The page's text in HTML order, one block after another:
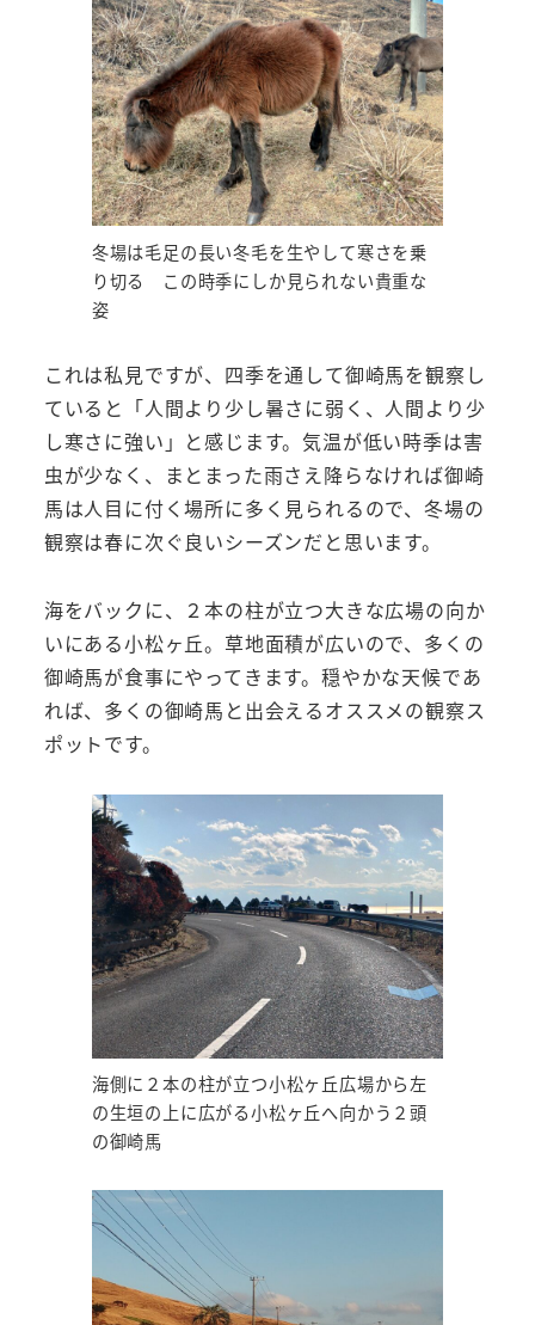
冬場は毛足の長い冬毛を生やして寒さを乗
り切る この時季にしか見られない貴重な
姿
これは私見ですが、四季を通して御崎馬を観察し
ていると「人間より少し暑さに弱く、人間より少
し寒さに強い」と感じます。気温が低い時季は害
虫が少なく、まとまった雨さえ降らなければ御崎
馬は人目に付く場所に多く見られるので、冬場の
観察は春に次ぐ良いシーズンだと思います。
海をバックに、２本の柱が立つ大きな広場の向か
いにある小松ヶ丘。草地面積が広いので、多くの
御崎馬が食事にやってきます。穏やかな天候であ
れば、多くの御崎馬と出会えるオススメの観察ス
ポットです。
海側に２本の柱が立つ小松ヶ丘広場から左
の生垣の上に広がる小松ヶ丘へ向かう２頭
の御崎馬